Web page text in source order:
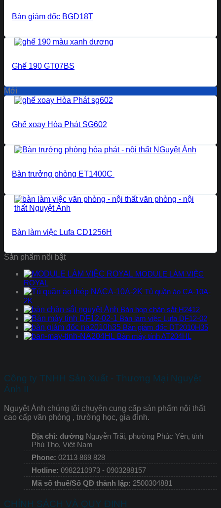
Bàn giám đốc BGD18T
Ghế 190 GT07BS
Mới
Ghế xoay Hòa Phát SG602
Bàn trưởng phòng ET1400C
Bàn làm việc Lufa CD1256H
Sản phẩm nổi bật
MODULE LÀM VIỆC
ROYAL
Tủ quần áo CA-10A-
2K
Bàn họp chân sắt H2412
Bàn làm việc Lufa DF12-02
Bàn giám đốc DT2010H35
Bàn máy tính AT204HL
Công ty TNHH Sản Xuất - Thương Mại Nguyệt
Ánh II
Nguyệt Ánh chúng tôi chuyên cung cấp sản phẩm nội thất
cao cấp văn phòng , trường học, gia đình.
Địa chỉ: đường Nguyễn Trãi, phường Phúc Yên, tỉnh
Phú Thọ, Việt Nam
Phone: 02113 869 828
Hotline: 0982210973 - 0903288157
Mã số thuế/Số QĐ thành lập: 2500304881
CHÍNH SÁCH VÀ QUY ĐỊNH